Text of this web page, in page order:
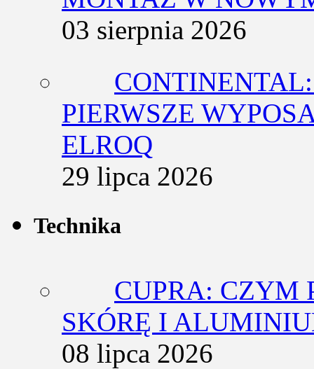
03 sierpnia 2026
PIERWSZE
ELROQ
29 lipca 2026
Technika
CUPRA: CZYM
SKÓRĘ I
08 lipca 2026